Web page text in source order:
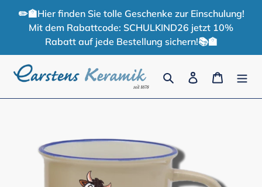
content
✏️🏫Hier finden Sie tolle Geschenke zur Einschulung!
Mit dem Rabattcode: SCHULKIND26 jetzt 10%
Rabatt auf jede Bestellung sichern!📚🏫
Search Log in Cart